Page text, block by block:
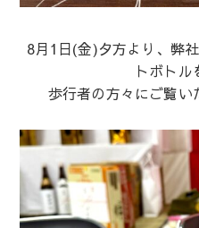
8月1日(金)夕方より、弊
トボトル
歩行者の方々にご覧い